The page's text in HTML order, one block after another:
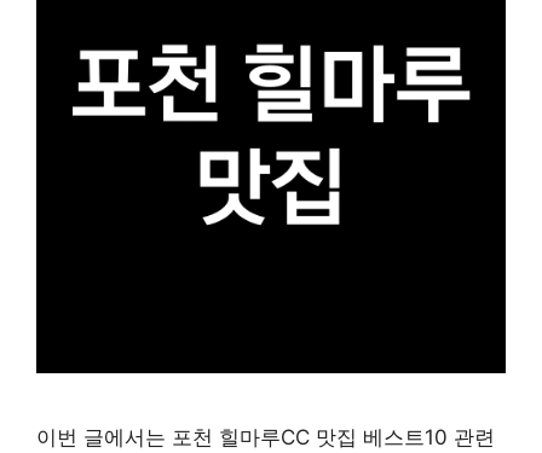
이번 글에서는 포천 힐마루CC 맛집 베스트10 관련